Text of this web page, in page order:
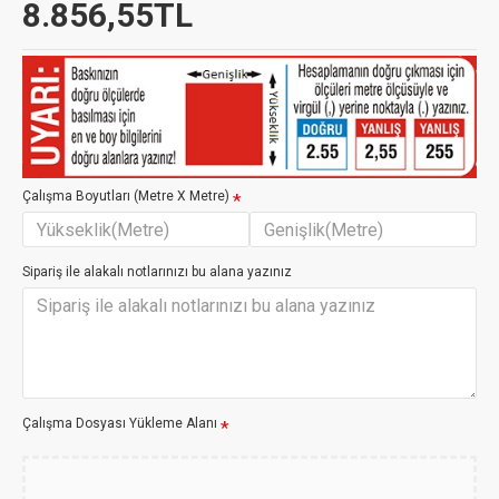
8.856,55TL
Çalışma Boyutları (Metre X Metre)
Sipariş ile alakalı notlarınızı bu alana yazınız
Çalışma Dosyası Yükleme Alanı